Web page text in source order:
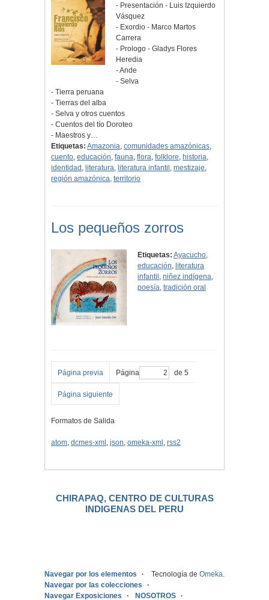
- Presentación - Luis Izquierdo
Vásquez
- Exordio - Marco Martos
Carrera
- Prologo - Gladys Flores
Heredia
- Ande
- Selva
- Tierra peruana
- Tierras del alba
- Selva y otros cuentos
- Cuentos del tío Doroteo
- Maestros y…
Etiquetas: Amazonia, comunidades amazónicas,
cuento, educación, fauna, flora, folklore, historia,
identidad , literatura, literatura infantil , mestizaje,
región amazónica, territorio
Los pequeños zorros
Etiquetas: Ayacucho,
educación, literatura
infantil , niñez indígena,
poesía, tradición oral
Página previa Página de 5
Página siguiente
Formatos de Salida
atom, dcmes-xml , json, omeka-xml , rss2
CHIRAPAQ, CENTRO DE CULTURAS
INDIGENAS DEL PERU
Navegar por los elementos
Navegar por las colecciones
Navegar Exposiciones
NOSOTROS
Tecnología de Omeka.